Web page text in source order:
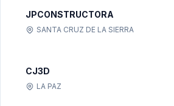
JPCONSTRUCTORA
SANTA CRUZ DE LA SIERRA
CJ3D
LA PAZ